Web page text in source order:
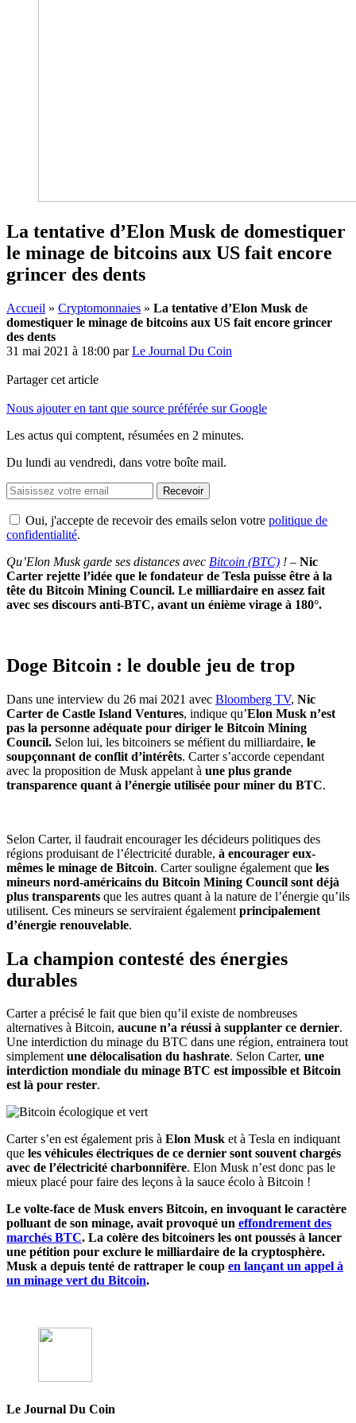
La tentative d’Elon Musk de domestiquer
le minage de bitcoins aux US fait encore
grincer des dents
Accueil » Cryptomonnaies » La tentative d’Elon Musk de
domestiquer le minage de bitcoins aux US fait encore grincer
des dents
31 mai 2021 à 18:00 parLe Journal Du Coin
Partager cet article
Nous ajouter en tant que source préférée sur Google
Les actus qui comptent, résumées en 2 minutes.
Du lundi au vendredi, dans votre boîte mail.
Recevoir
Oui, j'accepte de recevoir des emails selon votre politique de
confidentialité.
Qu’Elon Musk garde ses distances avec Bitcoin (BTC) ! – Nic
Carter rejette l’idée que le fondateur de Tesla puisse être à la
tête du Bitcoin Mining Council. Le milliardaire en assez fait
avec ses discours anti-BTC, avant un énième virage à 180°.
Doge Bitcoin : le double jeu de trop
Dans une interview du 26 mai 2021 avec Bloomberg TV, Nic
Carter de Castle Island Ventures, indique qu’Elon Musk n’est
pas la personne adéquate pour diriger le Bitcoin Mining
Council. Selon lui, les bitcoiners se méfient du milliardaire, le
soupçonnant de conflit d’intérêts. Carter s’accorde cependant
avec la proposition de Musk appelant à une plus grande
transparence quant à l’énergie utilisée pour miner du BTC.
Selon Carter, il faudrait encourager les décideurs politiques des
régions produisant de l’électricité durable, à encourager eux-
mêmes le minage de Bitcoin. Carter souligne également que les
mineurs nord-américains du Bitcoin Mining Council sont déjà
plus transparents que les autres quant à la nature de l’énergie qu’ils
utilisent. Ces mineurs se serviraient également principalement
d’énergie renouvelable.
La champion contesté des énergies
durables
Carter a précisé le fait que bien qu’il existe de nombreuses
alternatives à Bitcoin, aucune n’a réussi à supplanter ce dernier.
Une interdiction du minage du BTC dans une région, entrainera tout
simplementune délocalisation du hashrate. Selon Carter, une
interdiction mondiale du minage BTC est impossible et Bitcoin
est là pour rester.
Carter s’en est également pris à Elon Musk et à Tesla en indiquant
que les véhicules électriques de ce dernier sont souvent chargés
avec de l’électricité charbonnifère. Elon Musk n’est donc pas le
mieux placé pour faire des leçons à la sauce écolo à Bitcoin !
Le volte-face de Musk envers Bitcoin, en invoquant le caractère
polluant de son minage, avait provoqué un effondrement des
marchés BTC. La colère des bitcoiners les ont poussés à lancer
une pétition pour exclure le milliardaire de la cryptosphère.
Musk a depuis tenté de rattraper le coup en lançant un appel à
un minage vert du Bitcoin.
Le Journal Du Coin